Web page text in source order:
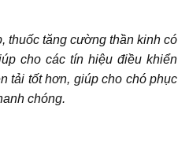
thuốc tăng cường thần kinh có
cho các tín hiệu điều khiển
tải tốt hơn, giúp cho chó phục
chóng.